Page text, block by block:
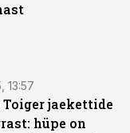
13:57
Toiger jaekettide
hüpe on